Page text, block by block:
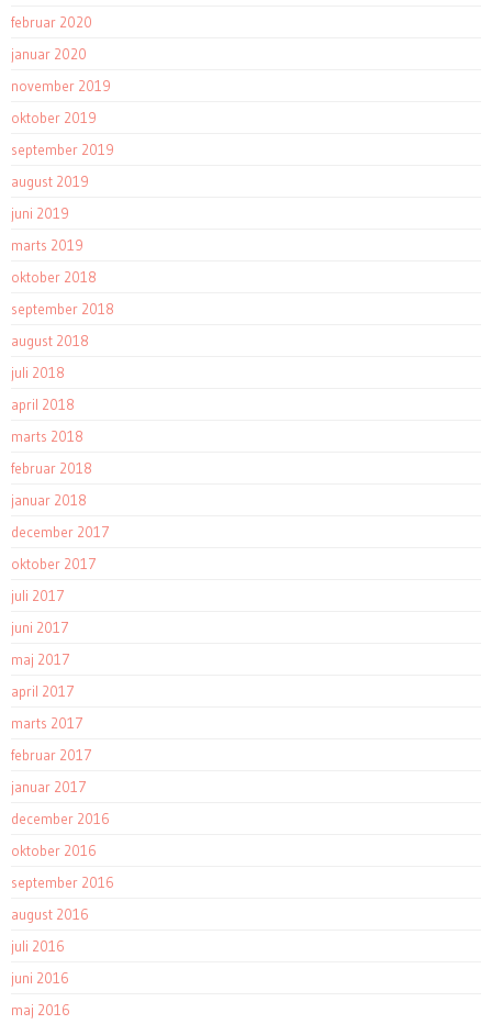
februar 2020
januar 2020
november 2019
oktober 2019
september 2019
august 2019
juni 2019
marts 2019
oktober 2018
september 2018
august 2018
juli 2018
april 2018
marts 2018
februar 2018
januar 2018
december 2017
oktober 2017
juli 2017
juni 2017
maj 2017
april 2017
marts 2017
februar 2017
januar 2017
december 2016
oktober 2016
september 2016
august 2016
juli 2016
juni 2016
maj 2016